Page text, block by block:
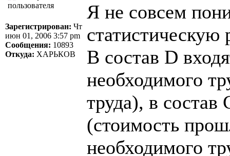
Зарегистрирован: Чт
июн 01, 2006 3:57 pm
Сообщения: 10893
Откуда: ХАРЬКОВ
Я не совсем
статистическую
В состав D
необходимого
труда), в состав
(стоимость
необходимого